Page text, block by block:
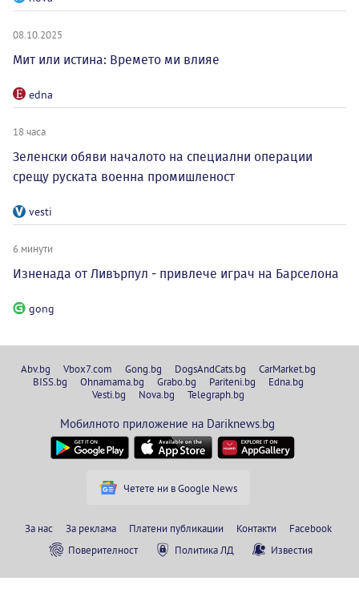
08.10.2025
Мит или истина: Времето ми влияе
edna
18 часа
Зеленски обяви началото на специални операции
срещу руската военна промишленост
vesti
6 минути
Изненада от Ливърпул - привлече играч на Барселона
gong
Abv.bg Vbox7.com Gong.bg DogsAndCats.bg
CarMarket.bg
BISS.bg
Ohnamama.bg Grabo.bg Pariteni.bg
Edna.bg
Vesti.bg
Nova.bg Telegraph.bg
Мобилното приложение на Dariknews.bg
Четете ни в Google News
За нас За реклама Платени публикации Контакти
Facebook
Поверителност
Политика ЛД Известия